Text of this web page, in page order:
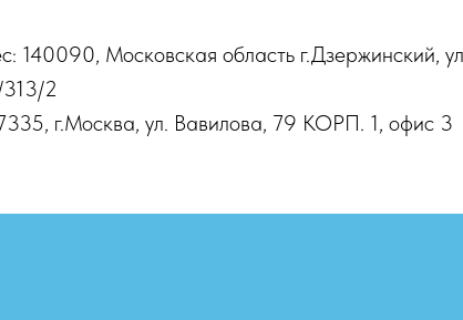
140090, Московская область г.Дзержинский,
2
г.Москва, ул. Вавилова, 79 КОРП. 1, офис 3